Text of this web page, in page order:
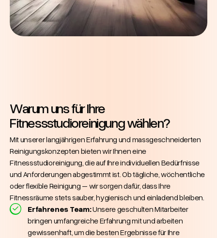
Warum uns für Ihre
Fitnessstudioreinigung wählen?
Mit unserer langjährigen Erfahrung und massgeschneiderten
Reinigungskonzepten bieten wir Ihnen eine
Fitnessstudioreinigung, die auf Ihre individuellen Bedürfnisse
und Anforderungen abgestimmt ist. Ob tägliche, wöchentliche
oder flexible Reinigung – wir sorgen dafür, dass Ihre
Fitnessräume stets sauber, hygienisch und einladend bleiben.
Erfahrenes Team:Unsere geschulten Mitarbeiter
bringen umfangreiche Erfahrung mit und arbeiten
gewissenhaft, um die besten Ergebnisse für Ihre